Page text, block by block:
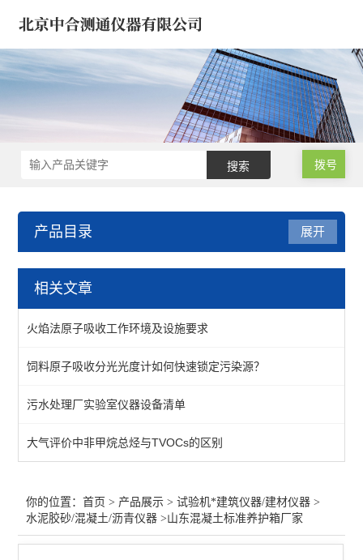
拨号
产品目录
试验机*建筑仪器/建材仪器
胶合板/木板静曲强度试验
展开
相关文章
火焰法原子吸收工作环境及设施要求
饲料原子吸收分光光度计如何快速锁定污染源？
污水处理厂实验室仪器设备清单
大气评价中非甲烷总烃与TVOCs的区别
你的位置：首页 > 产品展示 >试验机*建筑仪器/建材仪器 >
水泥胶砂/混凝土/沥青仪器 >山东混凝土标准养护箱厂家